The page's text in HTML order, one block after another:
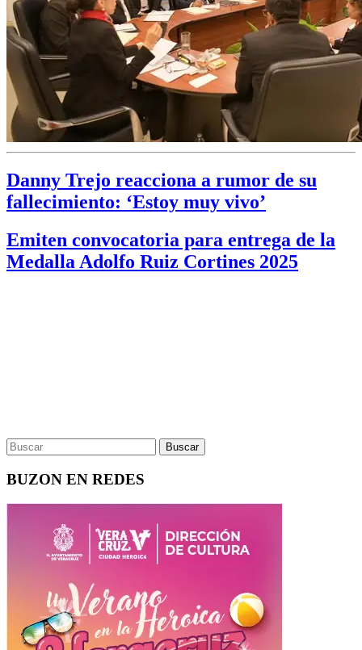
Danny Trejo reacciona a rumor de su
fallecimiento: ‘Estoy muy vivo’
Emiten convocatoria para entrega de la
Medalla Adolfo Ruiz Cortines 2025
BUZON EN REDES